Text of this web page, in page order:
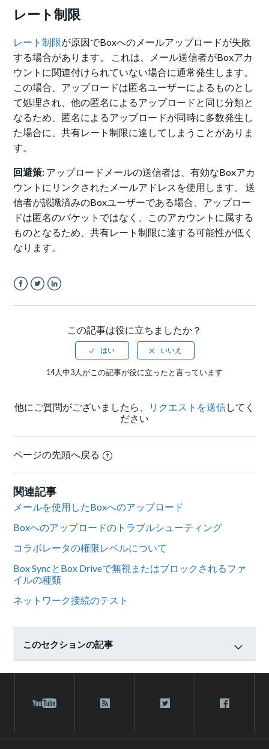
レート制限
レート制限が原因でBoxへのメールアップロードが失敗
する場合があります。 これは、メール送信者がBoxアカ
ウントに関連付けられていない場合に通常発生します。
この場合、アップロードは匿名ユーザーによるものとし
て処理され、他の匿名によるアップロードと同じ分類と
なるため、匿名によるアップロードが同時に多数発生し
た場合に、共有レート制限に達してしまうことがありま
す。
回避策: アップロードメールの送信者は、有効なBoxアカ
ウントにリンクされたメールアドレスを使用します。 送
信者が認識済みのBoxユーザーである場合、アップロー
ドは匿名のバケットではなく、このアカウントに属する
ものとなるため、共有レート制限に達する可能性が低く
なります。
この記事は役に立ちましたか？
14人中3人がこの記事が役に立ったと言っています
他にご質問がございましたら、 リクエストを送信してく
ださい
ページの先頭へ戻る
関連記事
メールを使用したBoxへのアップロード
Boxへのアップロードのトラブルシューティング
コラボレータの権限レベルについて
Box SyncとBox Driveで無視またはブロックされるファ
イルの種類
ネットワーク接続のテスト
このセクションの記事